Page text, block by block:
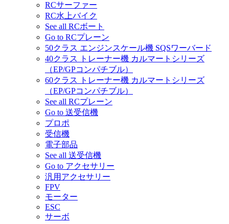
RCサーファー
RC水上バイク
See all RCボート
Go to RCプレーン
50クラス エンジンスケール機 SQSワーバード
40クラス トレーナー機 カルマートシリーズ
（EP/GPコンパチブル）
60クラス トレーナー機 カルマートシリーズ
（EP/GPコンパチブル）
See all RCプレーン
Go to 送受信機
プロポ
受信機
電子部品
See all 送受信機
Go to アクセサリー
汎用アクセサリー
FPV
モーター
ESC
サーボ